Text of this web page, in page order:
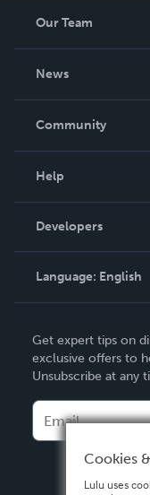
Our Team
News
In The News
Community
Podcast
Help
Order Lookup
Knowledge Base
Contact Support
Developers
Language: English
Deutsch
Français
Español
Get expert tips on
exclusive offers to
Unsubscribe at any
Cookies
Lulu uses